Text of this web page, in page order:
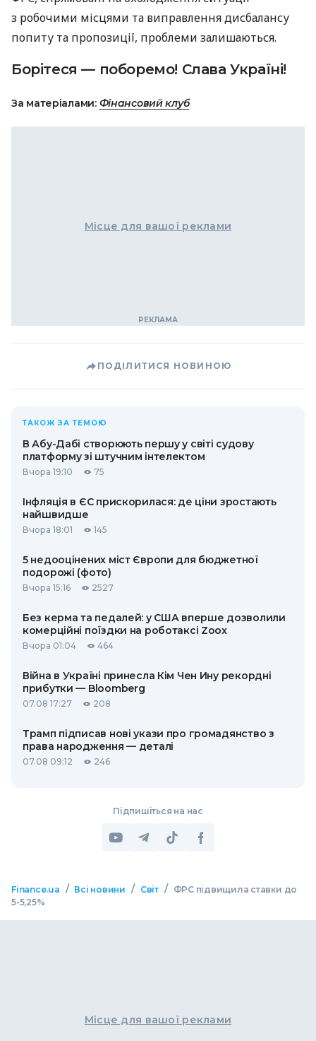
з робочими місцями та виправлення дисбалансу
попиту та пропозиції, проблеми залишаються.
Борітеся — поборемо! Слава Україні!
За матеріалами: Фінансовий клуб
Місце для вашої реклами
ПОДІЛИТИСЯ НОВИНОЮ
ТАКОЖ ЗА ТЕМОЮ
В Абу-Дабі створюють першу у світі судову
платформу зі штучним інтелектом
Вчора 19:10 75
Інфляція в ЄС прискорилася: де ціни зростають
найшвидше
Вчора 18:01 145
5 недооцінених міст Європи для бюджетної
подорожі (фото)
Вчора 15:16 2527
Без керма та педалей: у США вперше дозволили
комерційні поїздки на роботаксі Zoox
Вчора 01:04 464
Війна в Україні принесла Кім Чен Ину рекордні
прибутки — Bloomberg
07.08 17:27 208
Трамп підписав нові укази про громадянство з
права народження — деталі
07.08 09:12 246
Підпишіться на нас
Finance.ua / Всі новини / Світ /
ФРС підвищила ставки до
5-5,25%
Місце для вашої реклами